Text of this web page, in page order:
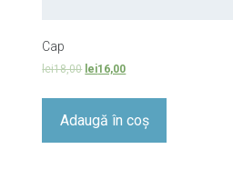
Cap
lei18,00 lei16,00
Adaugă în coș